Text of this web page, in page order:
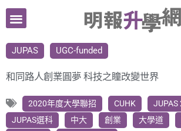
跳
要
內
JUPAS UGC-funded
和同路人創業圓夢 科技之瞳改變世界
2020年度大學聯招 CUHK
JUPAS
JUPAS選科
中大 創業 大學道